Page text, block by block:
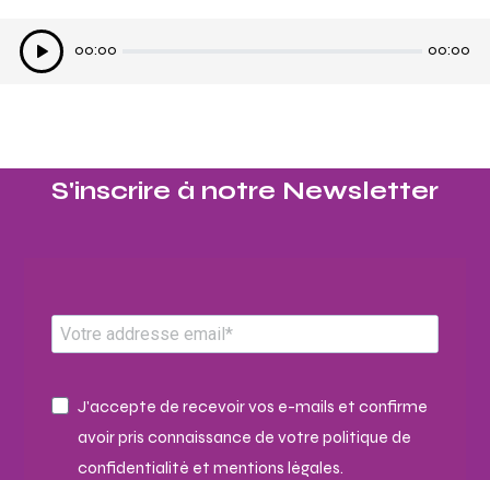
Lecteur
audio
00:00 00:00
S'inscrire à notre Newsletter​
J'accepte de recevoir vos e-mails et confirme
avoir pris connaissance de votre politique de
confidentialité et mentions légales.